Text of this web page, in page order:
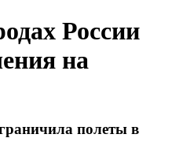
России
на
полеты в